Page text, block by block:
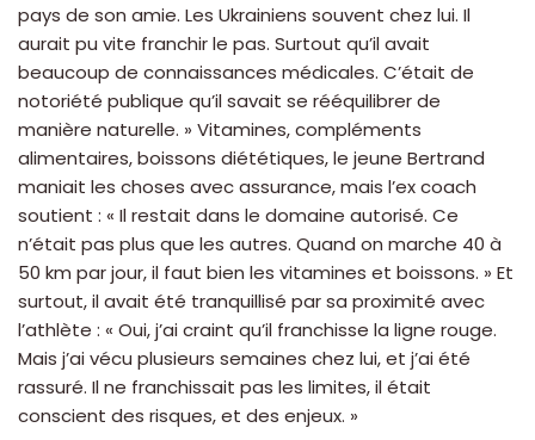
pays de son amie. Les Ukrainiens souvent chez lui. Il
aurait pu vite franchir le pas. Surtout qu’il avait
beaucoup de connaissances médicales. C’était de
notoriété publique qu’il savait se rééquilibrer de
manière naturelle. » Vitamines, compléments
alimentaires, boissons diététiques, le jeune Bertrand
maniait les choses avec assurance, mais l’ex coach
soutient : « Il restait dans le domaine autorisé. Ce
n’était pas plus que les autres. Quand on marche 40 à
50 km par jour, il faut bien les vitamines et boissons. » Et
surtout, il avait été tranquillisé par sa proximité avec
l’athlète : « Oui, j’ai craint qu’il franchisse la ligne rouge.
Mais j’ai vécu plusieurs semaines chez lui, et j’ai été
rassuré. Il ne franchissait pas les limites, il était
conscient des risques, et des enjeux. »